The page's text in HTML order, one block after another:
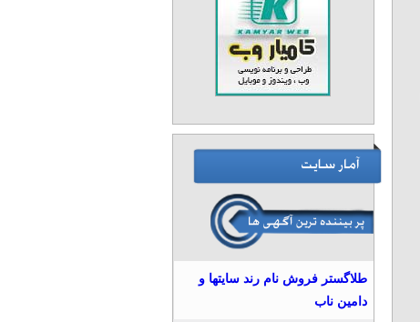
طلاگستر فروش نام رند سایتها و
دامین ناب